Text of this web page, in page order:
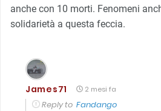
anche con 10 morti. Fenomeni
solidarietà a questa feccia.
James71 2 mesi fa
Reply to Fandango